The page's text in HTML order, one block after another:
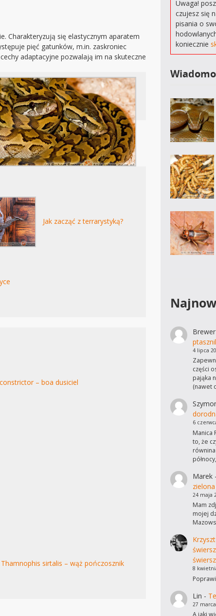
Charakteryzują się elastycznym aparatem
pięć gatunków, m.in. zaskroniec
adaptacyjne pozwalają im na skuteczne
Jak zacząć z terrarystyką?
– boa dusiciel
Thamnophis sirtalis – wąż pończosznik
Uwaga!
czujesz się
pisania o
koniecznie
Brewer
4 lipca
części
pająka
(nawet
6
Manica
to, że
Marek
zielona
24 maja
Mam
mojej
8
Lin -
27
A jaki